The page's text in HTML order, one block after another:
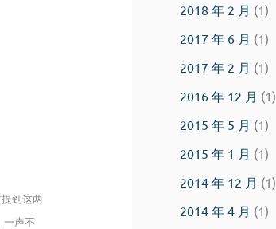
到这两
一声不
2018 年 2 月 (1)
2017 年 6 月 (1)
2017 年 2 月 (1)
2016 年 12 月 (1)
2015 年 5 月 (1)
2015 年 1 月 (1)
2014 年 12 月 (1)
2014 年 4 月 (1)